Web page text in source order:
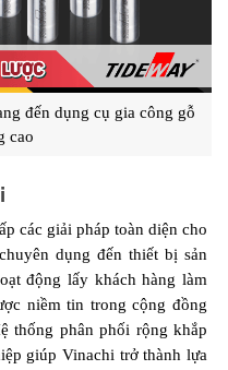
đến dụng cụ gia công gỗ
cao
các giải pháp toàn diện cho
dụng đến thiết bị sản
động lấy khách hàng làm
niềm tin trong cộng đồng
thống phân phối rộng khắp
giúp Vinachi trở thành lựa